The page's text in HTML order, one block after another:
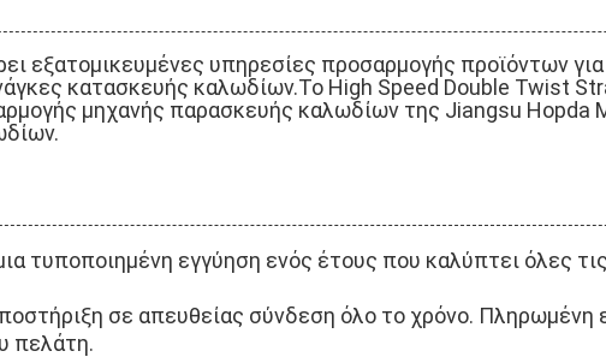
εξατομικευμένες υπηρεσίες προσαρμογής προϊόντων
κατασκευής καλωδίων.Το High Speed Double Twist
μηχανής παρασκευής καλωδίων της Jiangsu Hopda
τυποποιημένη εγγύηση ενός έτους που καλύπτει όλες
σε απευθείας σύνδεση όλο το χρόνο. Πληρωμένη
πελάτη.